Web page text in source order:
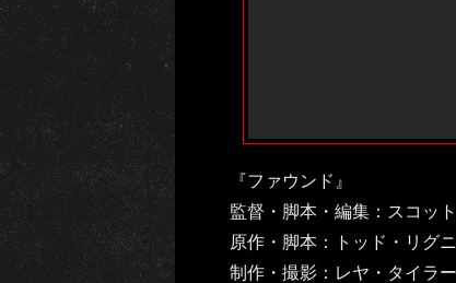
『ファウンド』
監督・脚本・編集：スコッ
原作・脚本：トッド・リグ
制作・撮影：レヤ・タイラー